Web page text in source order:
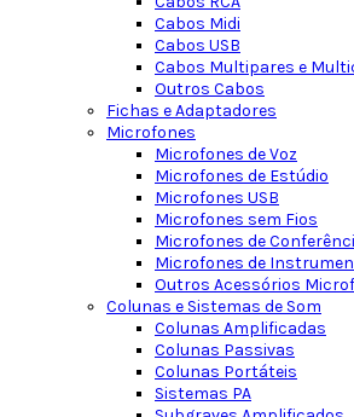
Cabos Midi
Cabos USB
Cabos Multipares e
Outros Cabos
Fichas e Adaptadores
Microfones
Microfones de Voz
Microfones de Estúdio
Microfones USB
Microfones sem Fios
Microfones de
Microfones de
Outros Acessórios
Colunas e Sistemas de Som
Colunas Amplificadas
Colunas Passivas
Colunas Portáteis
Sistemas PA